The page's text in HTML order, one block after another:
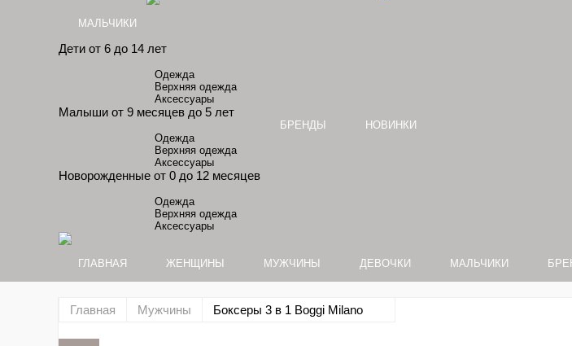
МАЛЬЧИКИ
Дети от 6 до 14 лет
Одежда
Верхняя одежда
Аксессуары
Малыши от 9 месяцев до 5 лет
Одежда
Верхняя одежда
Аксессуары
Новорожденные от 0 до 12 месяцев
Одежда
Верхняя одежда
Аксессуары
БРЕНДЫ НОВИНКИ
ГЛАВНАЯ ЖЕНЩИНЫ МУЖЧИНЫ ДЕВОЧКИ МАЛЬЧИКИ
Главная Мужчины Боксеры 3 в 1 Boggi Milano